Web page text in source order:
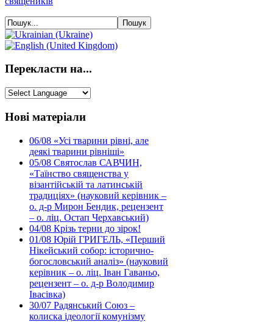
Перекласти на...
Нові матеріали
06/08 «Усі тварини рівні, але
деякі тварини рівніші»
05/08 Святослав САВЧИН,
«Таїнство священства у
візантійській та латинській
традиціях» (науковий керівник –
о. д-р Мирон Бендик, рецензент
– о. ліц. Остап Черхавський)
04/08 Крізь терни до зірок!
01/08 Юрій ГРИГЕЛЬ, «Перший
Нікейський собор: історично-
богословський аналіз» (науковий
керівник – о. ліц. Іван Гаваньо,
рецензент – о. д-р Володимир
Івасівка)
30/07 Радянський Союз –
колиска ідеології комунізму